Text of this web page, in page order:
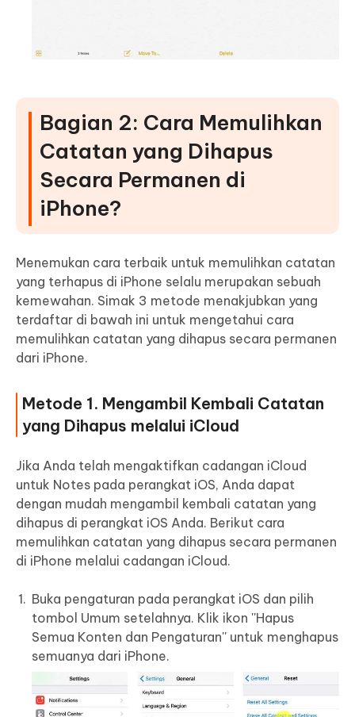
Bagian 2: Cara Memulihkan
Catatan yang Dihapus
Secara Permanen di
iPhone?
Menemukan cara terbaik untuk memulihkan catatan
yang terhapus di iPhone selalu merupakan sebuah
kemewahan. Simak 3 metode menakjubkan yang
terdaftar di bawah ini untuk mengetahui cara
memulihkan catatan yang dihapus secara permanen
dari iPhone.
Metode 1. Mengambil Kembali Catatan
yang Dihapus melalui iCloud
Jika Anda telah mengaktifkan cadangan iCloud
untuk Notes pada perangkat iOS, Anda dapat
dengan mudah mengambil kembali catatan yang
dihapus di perangkat iOS Anda. Berikut cara
memulihkan catatan yang dihapus secara permanen
di iPhone melalui cadangan iCloud.
Buka pengaturan pada perangkat iOS dan pilih
tombol Umum setelahnya. Klik ikon ''Hapus
Semua Konten dan Pengaturan'' untuk menghapus
semuanya dari iPhone.